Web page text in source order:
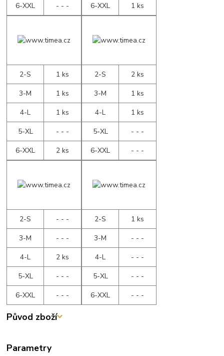
6-XXL
- - -
6-XXL
1 ks
2-S
1 ks
3-M
1 ks
4-L
1 ks
5-XL
- - -
6-XXL
2 ks
2-S
2 ks
3-M
1 ks
4-L
1 ks
5-XL
- - -
6-XXL
- - -
2-S
- - -
3-M
- - -
4-L
2 ks
5-XL
- - -
6-XXL
- - -
2-S
1 ks
3-M
- - -
4-L
- - -
5-XL
- - -
6-XXL
- - -
Původ zboží
Parametry